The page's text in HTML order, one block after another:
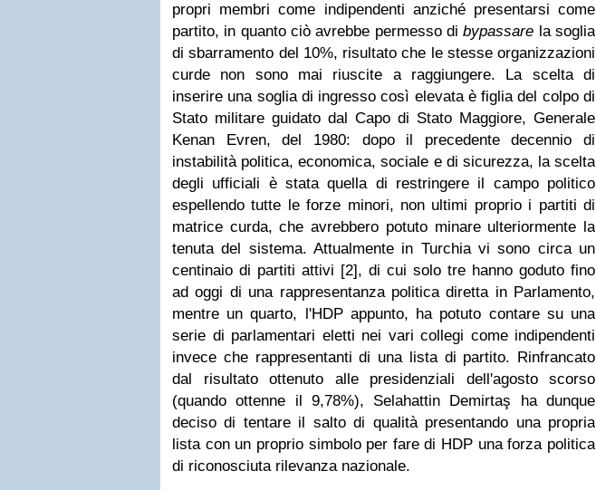
propri membri come indipendenti anziché presentarsi come
partito, in quanto ciò avrebbe permesso dibypassare la soglia
di sbarramento del 10%, risultato che le stesse organizzazioni
curde non sono mai riuscite a raggiungere. La scelta di
inserire una soglia di ingresso così elevata è figlia del colpo di
Stato militare guidato dal Capo di Stato Maggiore, Generale
Kenan Evren, del 1980: dopo il precedente decennio di
instabilità politica, economica, sociale e di sicurezza, la scelta
degli ufficiali è stata quella di restringere il campo politico
espellendo tutte le forze minori, non ultimi proprio i partiti di
matrice curda, che avrebbero potuto minare ulteriormente la
tenuta del sistema. Attualmente in Turchia vi sono circa un
centinaio di partiti attivi [2], di cui solo tre hanno goduto fino
ad oggi di una rappresentanza politica diretta in Parlamento,
mentre un quarto, l'HDP appunto, ha potuto contare su una
serie di parlamentari eletti nei vari collegi come indipendenti
invece che rappresentanti di una lista di partito. Rinfrancato
dal risultato ottenuto alle presidenziali dell'agosto scorso
(quando ottenne il 9,78%), Selahattin Demirtaş ha dunque
deciso di tentare il salto di qualità presentando una propria
lista con un proprio simbolo per fare di HDP una forza politica
di riconosciuta rilevanza nazionale.